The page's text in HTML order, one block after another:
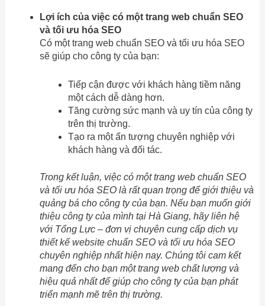
Lợi ích của việc có một trang web chuẩn SEO
và tối ưu hóa SEO
Có một trang web chuẩn SEO và tối ưu hóa SEO
sẽ giúp cho công ty của bạn:
Tiếp cận được với khách hàng tiềm năng
một cách dễ dàng hơn.
Tăng cường sức mạnh và uy tín của công ty
trên thị trường.
Tạo ra một ấn tượng chuyên nghiệp với
khách hàng và đối tác.
Trong kết luận, việc có một trang web chuẩn SEO
và tối ưu hóa SEO là rất quan trọng để giới thiệu và
quảng bá cho công ty của bạn. Nếu bạn muốn giới
thiệu công ty của mình tại Hà Giang, hãy liên hệ
với Tổng Lực – đơn vị chuyên cung cấp dịch vụ
thiết kế website chuẩn SEO và tối ưu hóa SEO
chuyên nghiệp nhất hiện nay. Chúng tôi cam kết
mang đến cho bạn một trang web chất lượng và
hiệu quả nhất để giúp cho công ty của bạn phát
triển mạnh mẽ trên thị trường.